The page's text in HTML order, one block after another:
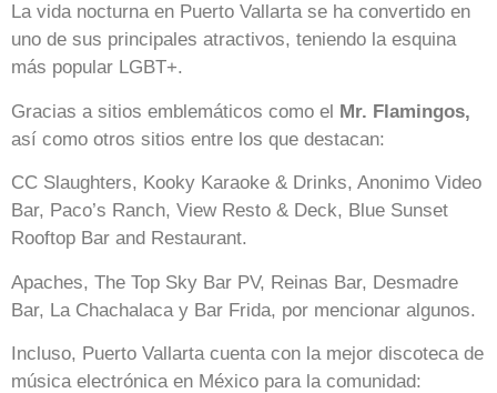
La vida nocturna en Puerto Vallarta se ha convertido en
uno de sus principales atractivos, teniendo la esquina
más popular LGBT+.
Gracias a sitios emblemáticos como el Mr. Flamingos,
así como otros sitios entre los que destacan:
CC Slaughters, Kooky Karaoke & Drinks, Anonimo Video
Bar, Paco’s Ranch, View Resto & Deck, Blue Sunset
Rooftop Bar and Restaurant.
Apaches, The Top Sky Bar PV, Reinas Bar, Desmadre
Bar, La Chachalaca y Bar Frida, por mencionar algunos.
Incluso, Puerto Vallarta cuenta con la mejor discoteca de
música electrónica en México para la comunidad: